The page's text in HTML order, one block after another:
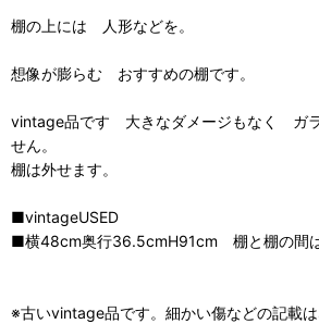
棚の上には 人形などを。
想像が膨らむ おすすめの棚です。
vintage品です 大きなダメージもなく ガラ
せん。
棚は外せます。
■vintageUSED
■横48cm奥行36.5cmH91cm 棚と棚の間
※古いvintage品です。細かい傷などの記載